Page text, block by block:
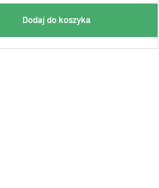
Dodaj do koszyka